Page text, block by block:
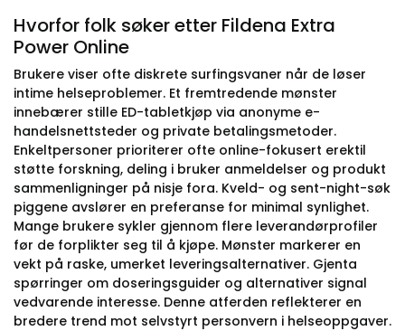
Hvorfor folk søker etter Fildena Extra
Power Online
Brukere viser ofte diskrete surfingsvaner når de løser
intime helseproblemer. Et fremtredende mønster
innebærer stille ED-tabletkjøp via anonyme e-
handelsnettsteder og private betalingsmetoder.
Enkeltpersoner prioriterer ofte online-fokusert erektil
støtte forskning, deling i bruker anmeldelser og produkt
sammenligninger på nisje fora. Kveld- og sent-night-søk
piggene avslører en preferanse for minimal synlighet.
Mange brukere sykler gjennom flere leverandørprofiler
før de forplikter seg til å kjøpe. Mønster markerer en
vekt på raske, umerket leveringsalternativer. Gjenta
spørringer om doseringsguider og alternativer signal
vedvarende interesse. Denne atferden reflekterer en
bredere trend mot selvstyrt personvern i helseoppgaver.